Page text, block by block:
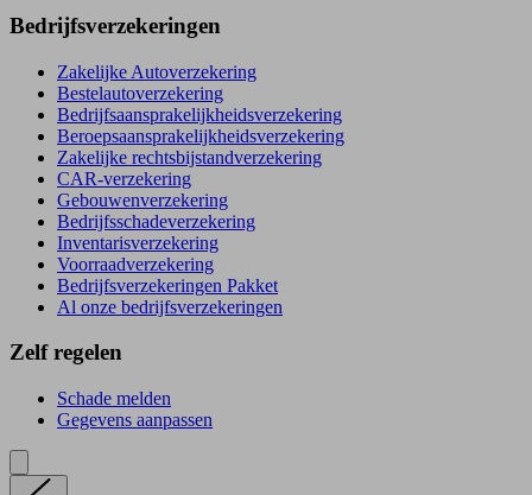
Bedrijfsverzekeringen
Zakelijke Autoverzekering
Bestelautoverzekering
Bedrijfsaansprakelijkheidsverzekering
Beroepsaansprakelijkheidsverzekering
Zakelijke rechtsbijstandverzekering
CAR-verzekering
Gebouwenverzekering
Bedrijfsschadeverzekering
Inventarisverzekering
Voorraadverzekering
Bedrijfsverzekeringen Pakket
Al onze bedrijfsverzekeringen
Zelf regelen
Schade melden
Gegevens aanpassen